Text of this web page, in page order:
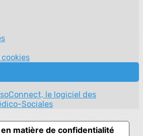
le logiciel des
Sociales
matière de confidentialité